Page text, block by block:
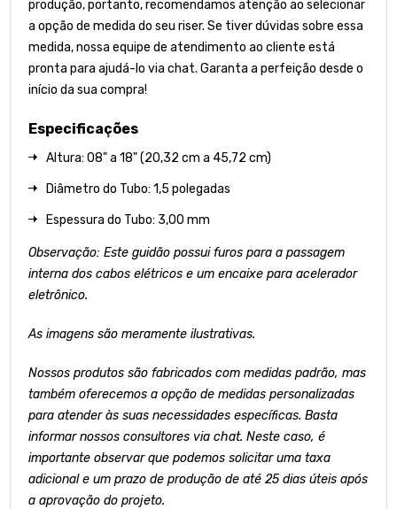
produção, portanto, recomendamos atenção ao selecionar
a opção de medida do seu riser. Se tiver dúvidas sobre essa
medida, nossa equipe de atendimento ao cliente está
pronta para ajudá-lo via chat. Garanta a perfeição desde o
início da sua compra!
Especificações
Altura: 08" a 18" (20,32 cm a 45,72 cm)
Diâmetro do Tubo: 1,5 polegadas
Espessura do Tubo: 3,00 mm
Observação: Este guidão possui furos para a passagem
interna dos cabos elétricos e um encaixe para acelerador
eletrônico.
As imagens são meramente ilustrativas.
Nossos produtos são fabricados com medidas padrão, mas
também oferecemos a opção de medidas personalizadas
para atender às suas necessidades específicas. Basta
informar nossos consultores via chat. Neste caso, é
importante observar que podemos solicitar uma taxa
adicional e um prazo de produção de até 25 dias úteis após
a aprovação do projeto.